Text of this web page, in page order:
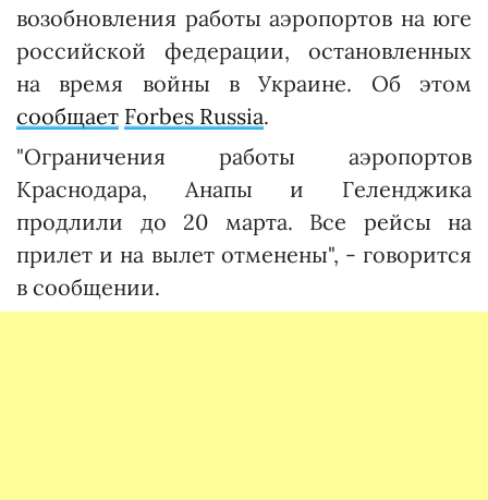
возобновления работы аэропортов на юге
российской федерации, остановленных
на время войны в Украине. Об этом
сообщает Forbes Russia.
"Ограничения работы аэропортов
Краснодара, Анапы и Геленджика
продлили до 20 марта. Все рейсы на
прилет и на вылет отменены", - говорится
в сообщении.